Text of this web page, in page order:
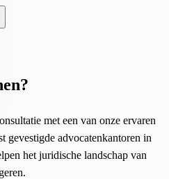
met een van onze ervaren
gevestigde advocatenkantoren in
het juridische landschap van